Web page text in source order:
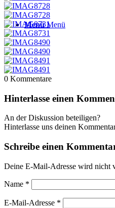
Menü Menü
0 Kommentare
Hinterlasse einen
An der Diskussion beteiligen?
Hinterlasse uns deinen
Schreibe einen
Deine E-Mail-Adresse wird nicht
Name *
E-Mail-Adresse *